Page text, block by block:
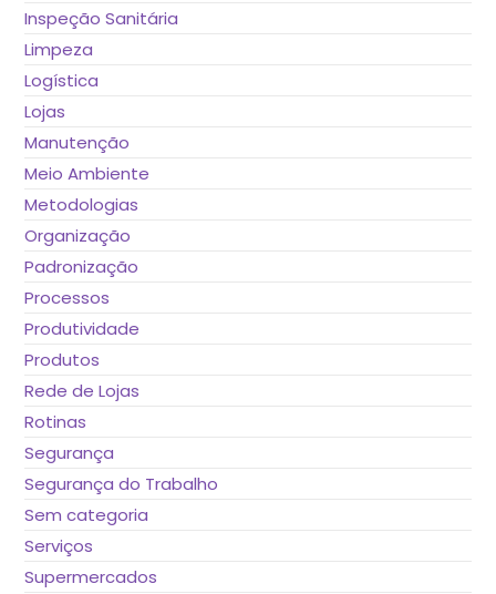
Inspeção Sanitária
Limpeza
Logística
Lojas
Manutenção
Meio Ambiente
Metodologias
Organização
Padronização
Processos
Produtividade
Produtos
Rede de Lojas
Rotinas
Segurança
Segurança do Trabalho
Sem categoria
Serviços
Supermercados